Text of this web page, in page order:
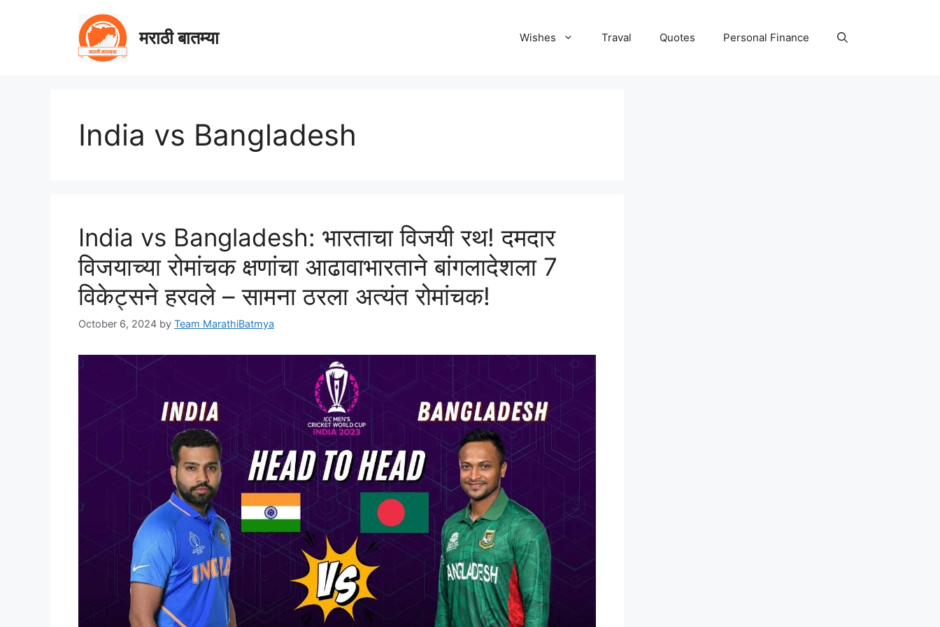
मराठी बातम्या Wishes Traval Quotes Personal Finance
India vs Bangladesh
India vs Bangladesh: भारताचा विजयी रथ! दमदार
विजयाच्या रोमांचक क्षणांचा आढावाभारताने बांगलादेशला 7
विकेट्सने हरवले – सामना ठरला अत्यंत रोमांचक!
October 6, 2024 by Team MarathiBatmya